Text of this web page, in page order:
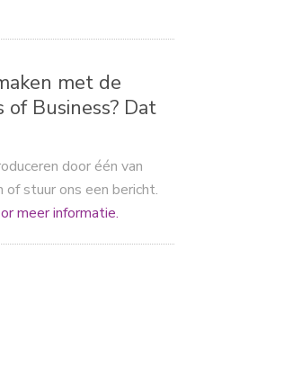
met de
of Business? Dat
door één van
of stuur ons een bericht.
meer informatie.